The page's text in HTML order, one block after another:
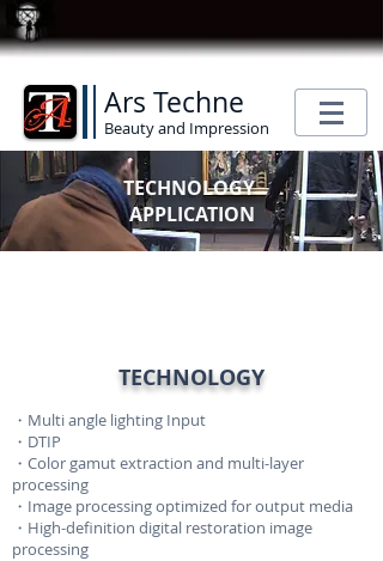
Ars Techne
Beauty and Impression
TECHNOLOGY
APPLICATION
TECHNOLOGY
・Multi angle lighting Input
・DTIP
・Color gamut extraction and multi-layer
processing
・Image processing optimized for output media
・High-definition digital restoration image
processing